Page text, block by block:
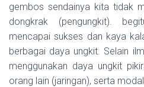
gembos sendainya kita tidak
dongkrak (pengungkit).
mencapai sukses dan kaya
berbagai daya ungkit. Selain
menggunakan daya ungkit
orang lain (jaringan), serta